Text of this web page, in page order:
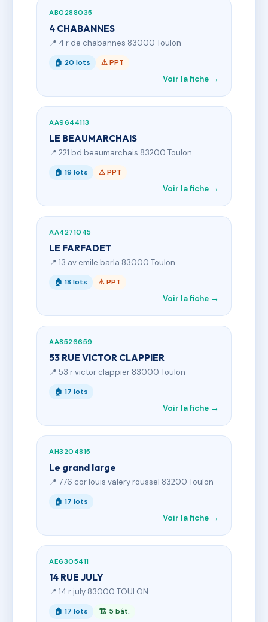
AB0288035
4 CHABANNES
📍 4 r de chabannes 83000 Toulon
🏠 20 lots ⚠ PPT
Voir la fiche →
AA9644113
LE BEAUMARCHAIS
📍 221 bd beaumarchais 83200 Toulon
🏠 19 lots ⚠ PPT
Voir la fiche →
AA4271045
LE FARFADET
📍 13 av emile barla 83000 Toulon
🏠 18 lots ⚠ PPT
Voir la fiche →
AA8526659
53 RUE VICTOR CLAPPIER
📍 53 r victor clappier 83000 Toulon
🏠 17 lots
Voir la fiche →
AH3204815
Le grand large
📍 776 cor louis valery roussel 83200 Toulon
🏠 17 lots
Voir la fiche →
AE6305411
14 RUE JULY
📍 14 r july 83000 TOULON
🏠 17 lots 🏗 5 bât.